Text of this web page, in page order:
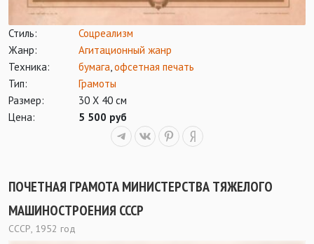
Стиль:
Соцреализм
Жанр:
Агитационный жанр
Техника:
бумага офсетная печать
Тип:
Грамоты
Размер:
30 Х 40 см
Цена:
5 500 руб
ПОЧЕТНАЯ ГРАМОТА МИНИСТЕРСТВА ТЯЖЕЛОГО
МАШИНОСТРОЕНИЯ СССР
СССР, 1952 год